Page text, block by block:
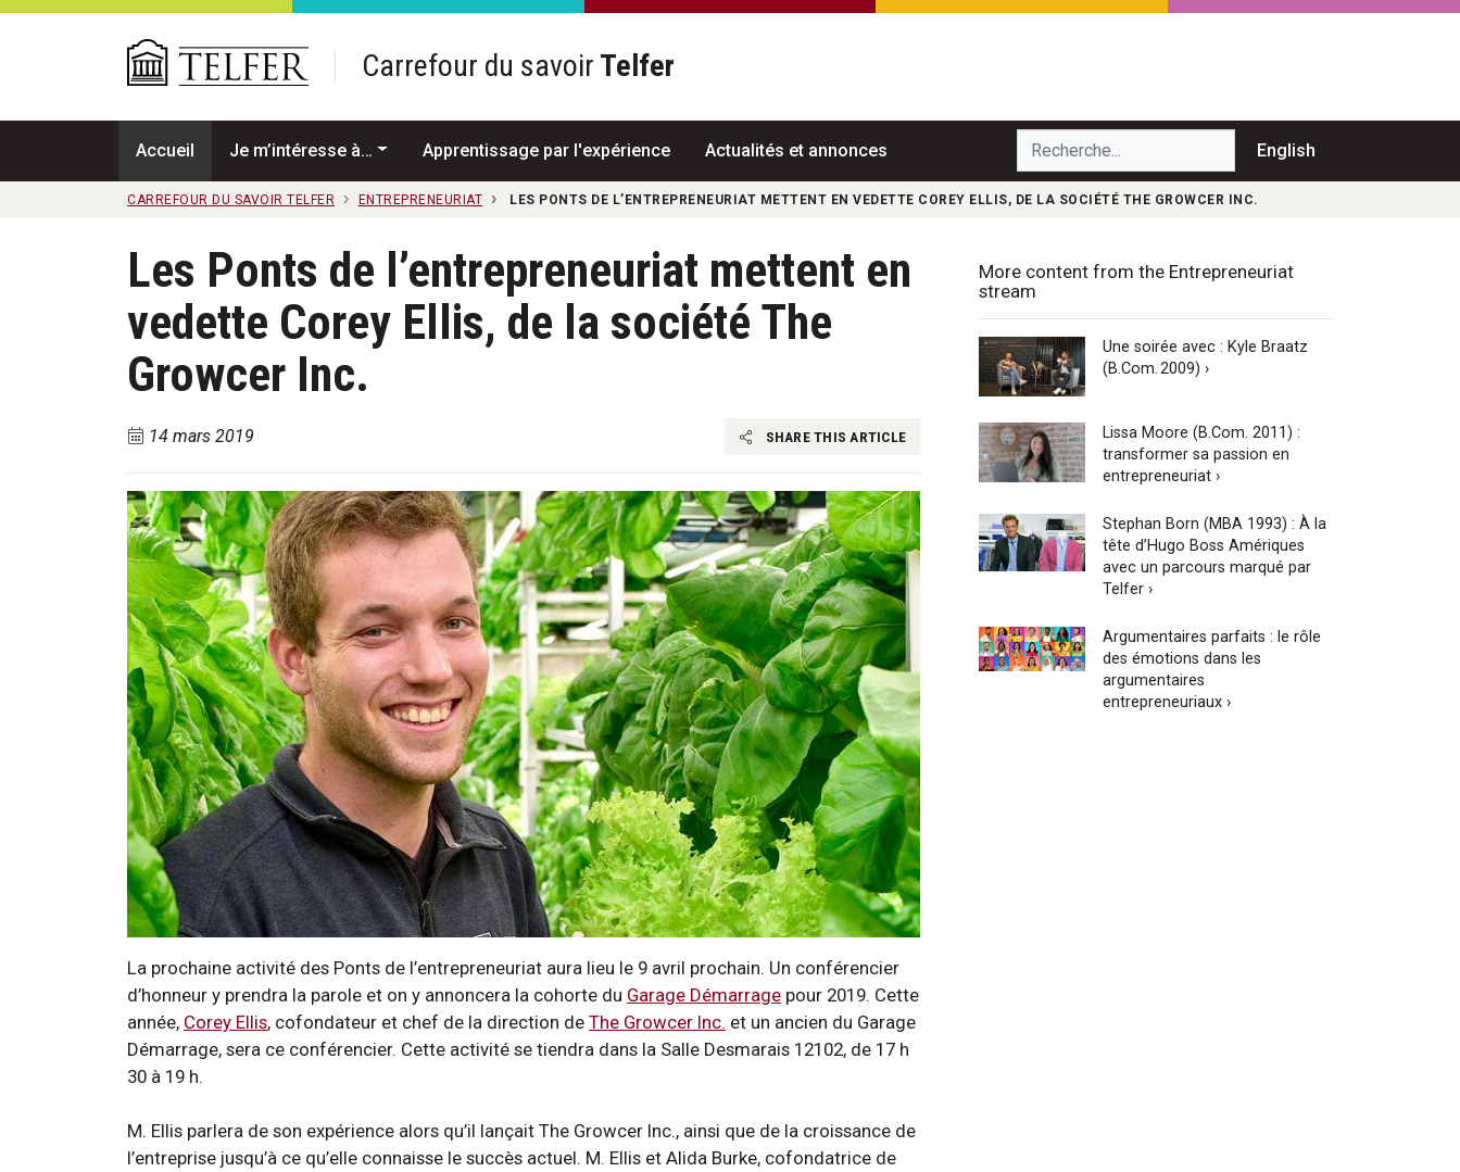
Passer au contenu principal
Carrefour du savoir Telfer
Accueil Je m’intéresse à… Apprentissage par l'expérience Actualités et annonces Recherche... English
CARREFOUR DU SAVOIR TELFER ENTREPRENEURIAT LES PONTS DE L’ENTREPRENEURIAT METTENT EN VEDETTE COREY ELLIS, DE LA SOCIÉTÉ THE GROWCER INC.
Les Ponts de l’entrepreneuriat mettent en
vedette Corey Ellis, de la société The
Growcer Inc.
14 mars 2019 SHARE THIS ARTICLE
La prochaine activité des Ponts de l’entrepreneuriat aura lieu le 9 avril prochain. Un conférencier
d’honneur y prendra la parole et on y annoncera la cohorte du Garage Démarrage pour 2019. Cette
année, Corey Ellis, cofondateur et chef de la direction de The Growcer Inc. et un ancien du Garage
Démarrage, sera ce conférencier. Cette activité se tiendra dans la Salle Desmarais 12102, de 17 h
30 à 19 h.
M. Ellis parlera de son expérience alors qu’il lançait The Growcer Inc., ainsi que de la croissance de
l’entreprise jusqu’à ce qu’elle connaisse le succès actuel. M. Ellis et Alida Burke, cofondatrice de
More content from the Entrepreneuriat
stream
Une soirée avec : Kyle Braatz
(B.Com. 2009) ›
Lissa Moore (B.Com. 2011) :
transformer sa passion en
entrepreneuriat ›
Stephan Born (MBA 1993) : À la
tête d’Hugo Boss Amériques
avec un parcours marqué par
Telfer ›
Argumentaires parfaits : le rôle
des émotions dans les
argumentaires
entrepreneuriaux ›